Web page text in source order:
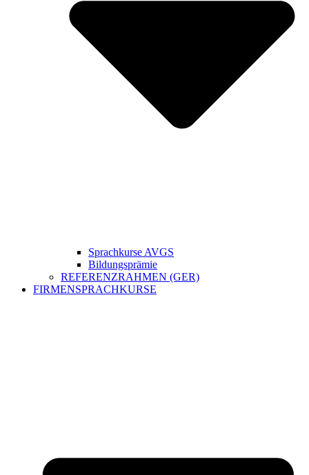
Sprachkurse AVGS
Bildungsprämie
REFERENZRAHMEN (GER)
FIRMENSPRACHKURSE